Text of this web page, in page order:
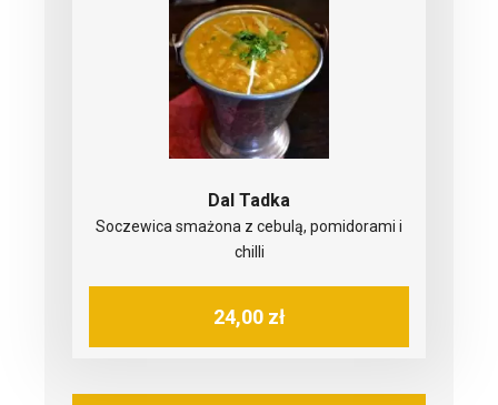
Dal Tadka
Soczewica smażona z cebulą, pomidorami i
chilli
24,00 zł